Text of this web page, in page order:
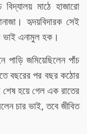
বিদ্যালয় মাঠে হাজারো
হৃদয়বিদারক সেই
ভাই এনামুল হক।
পাড়ি জমিয়েছিলেন পাঁচ
বছরের পর বছর কঠোর
হয়ে গেল এক রাতের
চার ভাই, তবে জীবিত